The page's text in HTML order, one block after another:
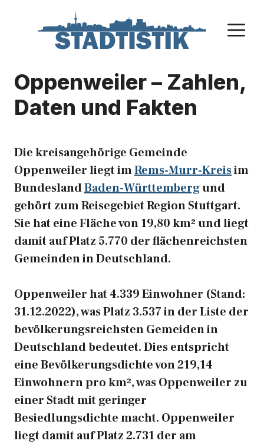
Oppenweiler – Zahlen,
Daten und Fakten
Die kreisangehörige Gemeinde
Oppenweiler liegt imRems-Murr-Kreisim
BundeslandBaden-Württembergund
gehört zum Reisegebiet Region Stuttgart.
Sie hat eine Fläche von 19,80 km² und liegt
damit auf Platz 5.770 der flächenreichsten
Gemeinden in Deutschland.
Oppenweiler hat 4.339 Einwohner (Stand:
31.12.2022), was Platz 3.537 in der Liste der
bevölkerungsreichsten Gemeiden in
Deutschland bedeutet. Dies entspricht
eine Bevölkerungsdichte von 219,14
Einwohnern pro km², was Oppenweiler zu
einer Stadt mit geringer
Besiedlungsdichte macht. Oppenweiler
liegt damit auf Platz 2.731 der am